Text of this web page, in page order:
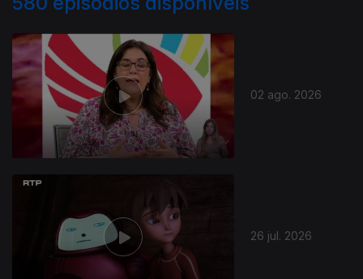
02 ago. 2026
26 jul. 2026